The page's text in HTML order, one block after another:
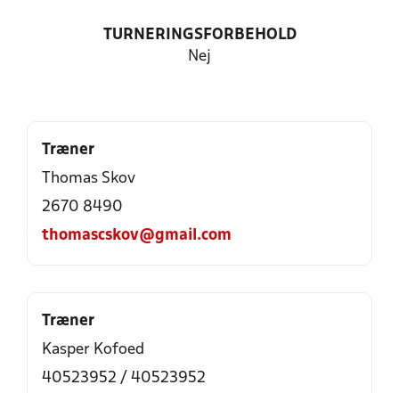
TURNERINGSFORBEHOLD
Nej
Træner
Thomas Skov
2670 8490
thomascskov@gmail.com
Træner
Kasper Kofoed
40523952 / 40523952